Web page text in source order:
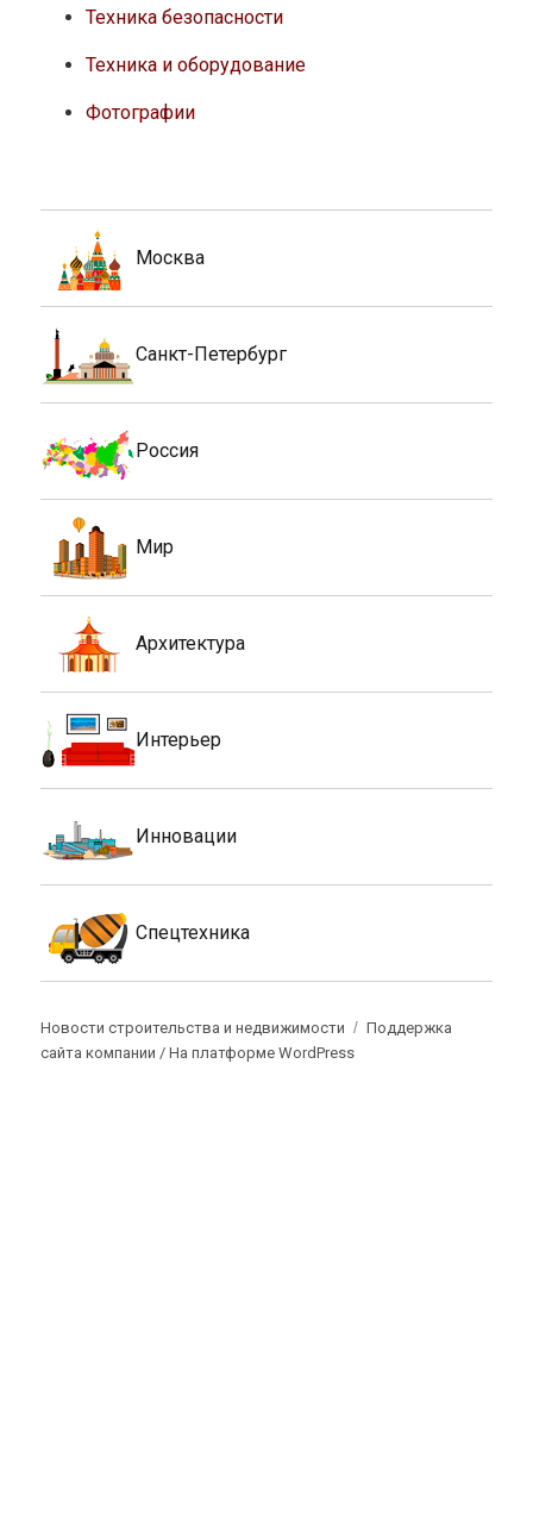
Техника безопасности
Техника и оборудование
Фотографии
Москва
Санкт-Петербург
Россия
Мир
Архитектура
Интерьер
Инновации
Спецтехника
Новости строительства и недвижимости
Поддержка
сайта компании /На платформе WordPress